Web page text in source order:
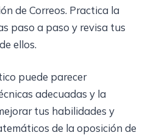
de Correos. Practica la
paso a paso y revisa tus
ellos.
puede parecer
adecuadas y la
tus habilidades y
de la oposición de